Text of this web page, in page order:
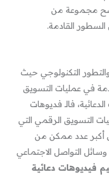
مجموعة من
القادمة.
التكنولوجي حيث
في عمليات التسويق
فالـ فديوهات
التسويق الرقمي التي
أكبر عدد ممكن من
التواصل الاجتماعي
فيديوهات دعائية